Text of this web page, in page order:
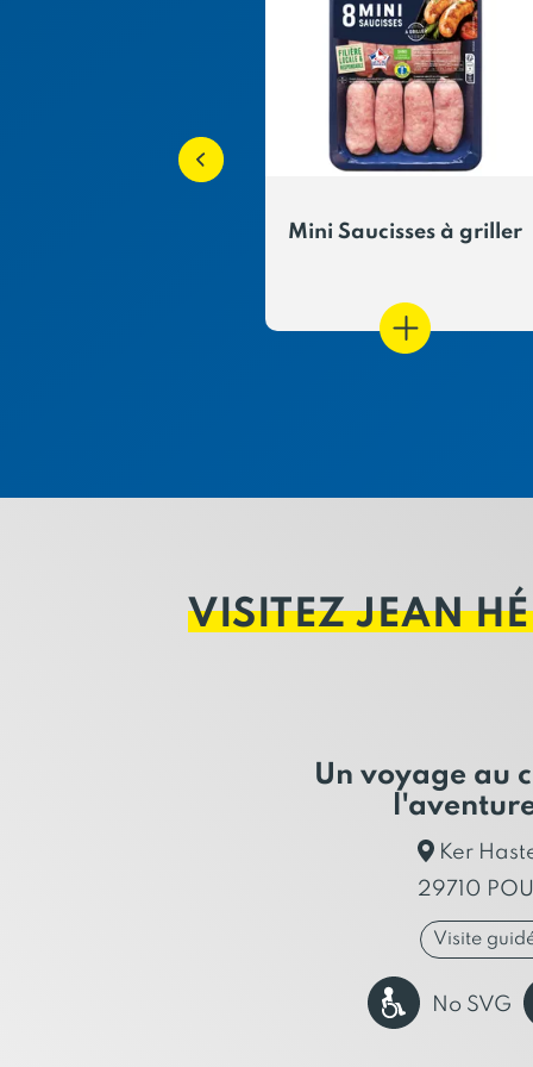
Mini Saucisses à griller
VISITEZ JEAN
Un voyage au
Ker
29710
Visite
No SVG